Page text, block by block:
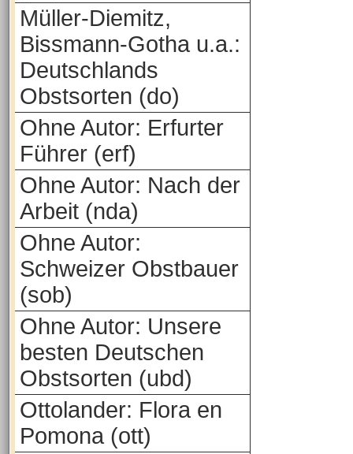
Müller-Diemitz,
Bissmann-Gotha u.a.:
Deutschlands
Obstsorten (do)
Ohne Autor: Erfurter
Führer (erf)
Ohne Autor: Nach der
Arbeit (nda)
Ohne Autor:
Schweizer Obstbauer
(sob)
Ohne Autor: Unsere
besten Deutschen
Obstsorten (ubd)
Ottolander: Flora en
Pomona (ott)